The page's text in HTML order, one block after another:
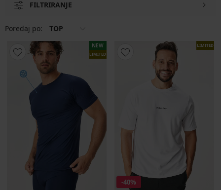
FILTRIRANJE
Poredaj po: TOP
NEW
LIMITED
LIMITED
-40%